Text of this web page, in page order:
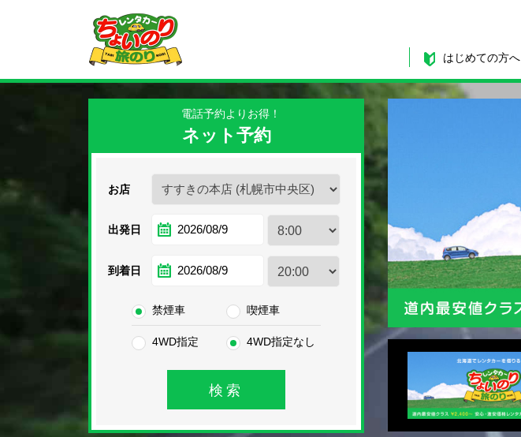
はじめての方へ
電話予約よりお得！
ネット予約
お店
出発日 2026/08/9
到着日 2026/08/9
禁煙車 喫煙車
4WD指定 4WD指定なし
検索